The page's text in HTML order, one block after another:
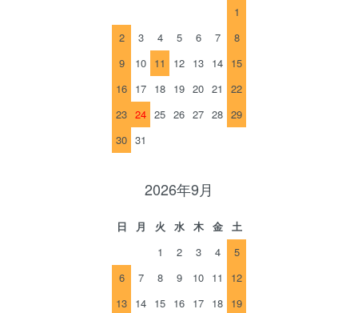
1
2
3 4 5 6 7
8
9
10 11 12 13 14 15
16 17 18 19 20 21
22
23 24 25 26 27 28 29
30 31
2026年9月
日 月 火 水 木 金
土
1
2 3 4
5
6
7 8 9 10 11
12
13 14 15 16 17 18 19